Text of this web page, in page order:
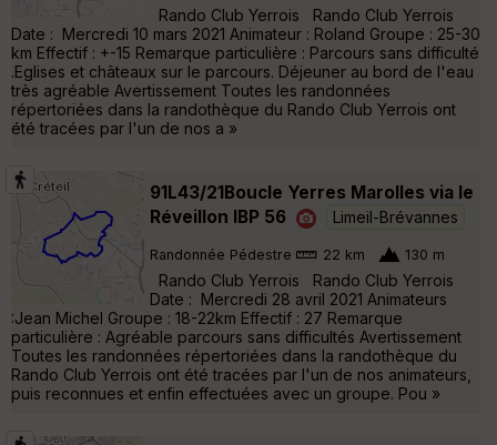
Rando Club Yerrois Rando Club Yerrois
Date : Mercredi 10 mars 2021 Animateur : Roland Groupe : 25-30
km Effectif : +-15 Remarque particulière : Parcours sans difficulté
.Eglises et châteaux sur le parcours. Déjeuner au bord de l'eau
très agréable Avertissement Toutes les randonnées
répertoriées dans la randothèque du Rando Club Yerrois ont
été tracées par l'un de nos a »
91L43/21Boucle Yerres Marolles via le
Réveillon IBP 56
Limeil-Brévannes
Randonnée Pédestre 22 km 130 m
Rando Club Yerrois Rando Club Yerrois
Date : Mercredi 28 avril 2021 Animateurs
:Jean Michel Groupe : 18-22km Effectif : 27 Remarque
particulière : Agréable parcours sans difficultés Avertissement
Toutes les randonnées répertoriées dans la randothèque du
Rando Club Yerrois ont été tracées par l'un de nos animateurs,
puis reconnues et enfin effectuées avec un groupe. Pou »